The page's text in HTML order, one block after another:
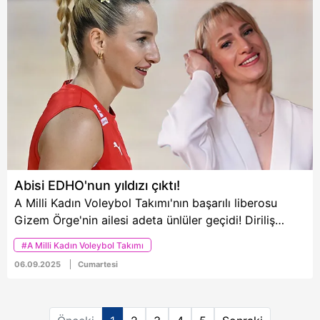
Metnimiziziyaret edebilirsiniz.
6698 sayılı Kişisel Verilerin Korunması Kanunu uyarınca
hazırlanmış Aydınlatma Metnimizi okumak ve sitemizde
ilgili mevzuata uygun olarak kullanılan çerezlerle ilgili bilgi
almak için lütfen tıklayınız
Abisi EDHO'nun yıldızı çıktı!
A Milli Kadın Voleybol Takımı'nın başarılı liberosu
Gizem Örge'nin ailesi adeta ünlüler geçidi! Diriliş
Ertuğrul'un yıldızıyla iki yıl evli kalan Gizem Örge'nin
abisi de oyuncu çıktı. Filenin Sultanları'nın "Savunma
Bakanı" olarak isimlendirilen Örge'nin abisinin Eşkıya
öğrenildi. Bakın Gizem Örge'nin kendisi gibi ünlü olan
#A Milli Kadın Voleybol Takımı
06.09.2025 Cumartesi